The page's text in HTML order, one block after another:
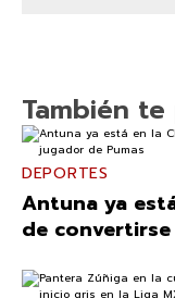
También
DEPORTES
Antuna ya
de